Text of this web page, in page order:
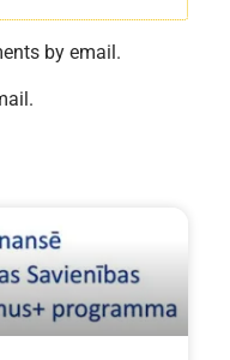
by email.